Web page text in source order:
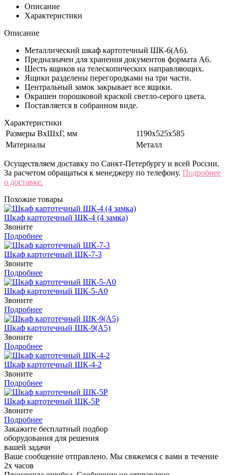
Описание
Характеристики
Описание
Металлический шкаф картотечный ШК-6(A6).
Предназначен для хранения документов формата А6.
Шесть ящиков на телескопических направляющих.
Ящики разделены перегородками на три части.
Центральный замок закрывает все ящики.
Окрашен порошковой краской светло-серого цвета.
Поставляется в собранном виде.
Характеристики
Размеры ВхШхГ, мм
1190x525x585
Материалы
Металл
Осуществляем доставку по Санкт-Петербургу и всей России.
За расчетом обращаться к менеджеру по телефону. Подробнее
о доставке.
Похожие товары
Шкаф картотечный ШК-4 (4 замка)
Звоните
Подробнее
Шкаф картотечный ШК-7-3
Звоните
Подробнее
Шкаф картотечный ШК-5-А0
Звоните
Подробнее
Шкаф картотечный ШК-9(A5)
Звоните
Подробнее
Шкаф картотечный ШК-4-2
Звоните
Подробнее
Шкаф картотечный ШК-5Р
Звоните
Подробнее
Закажите бесплатный подбор
оборудования для решения
вашей задачи
Ваше сообщение отправлено. Мы свяжемся с вами в течение
2х часов